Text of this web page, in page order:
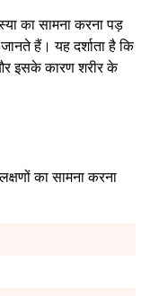
का सामना करना पड़
हैं। यह दर्शाता है कि
इसके कारण शरीर के
का सामना करना